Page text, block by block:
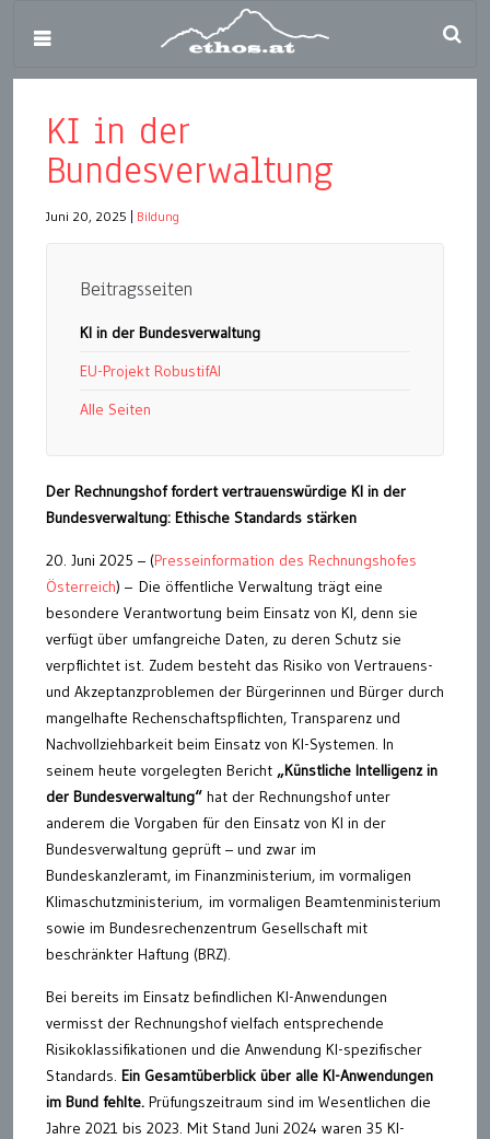
KI in der
Bundesverwaltung
Juni 20, 2025 Bildung
Beitragsseiten
KI in der Bundesverwaltung
EU-Projekt RobustifAI
Alle Seiten
Der Rechnungshof fordert vertrauenswürdige KI in der
Bundesverwaltung: Ethische Standards stärken
20. Juni 2025 – (Presseinformation des Rechnungshofes
Österreich) – Die öffentliche Verwaltung trägt eine
besondere Verantwortung beim Einsatz von KI, denn sie
verfügt über umfangreiche Daten, zu deren Schutz sie
verpflichtet ist. Zudem besteht das Risiko von Vertrauens-
und Akzeptanzproblemen der Bürgerinnen und Bürger durch
mangelhafte Rechenschaftspflichten, Transparenz und
Nachvollziehbarkeit beim Einsatz von KI-Systemen. In
seinem heute vorgelegten Bericht „Künstliche Intelligenz in
der Bundesverwaltung“ hat der Rechnungshof unter
anderem die Vorgaben für den Einsatz von KI in der
Bundesverwaltung geprüft – und zwar im
Bundeskanzleramt, im Finanzministerium, im vormaligen
Klimaschutzministerium, im vormaligen Beamtenministerium
sowie im Bundesrechenzentrum Gesellschaft mit
beschränkter Haftung (BRZ).
Bei bereits im Einsatz befindlichen KI-Anwendungen
vermisst der Rechnungshof vielfach entsprechende
Risikoklassifikationen und die Anwendung KI-spezifischer
Standards. Ein Gesamtüberblick über alle KI-Anwendungen
im Bund fehlte. Prüfungszeitraum sind im Wesentlichen die
Jahre 2021 bis 2023. Mit Stand Juni 2024 waren 35 KI-